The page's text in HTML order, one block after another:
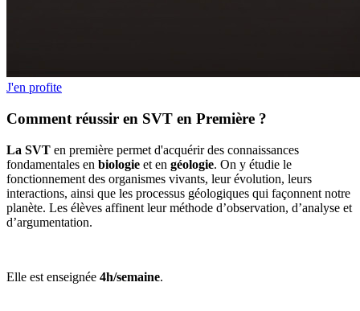
J'en profite
Comment réussir en SVT en Première ?
La SVT en première permet d'acquérir des connaissances
fondamentales en biologie et en géologie. On y étudie le
fonctionnement des organismes vivants, leur évolution, leurs
interactions, ainsi que les processus géologiques qui façonnent notre
planète. Les élèves affinent leur méthode d’observation, d’analyse et
d’argumentation.
Elle est enseignée 4h/semaine.